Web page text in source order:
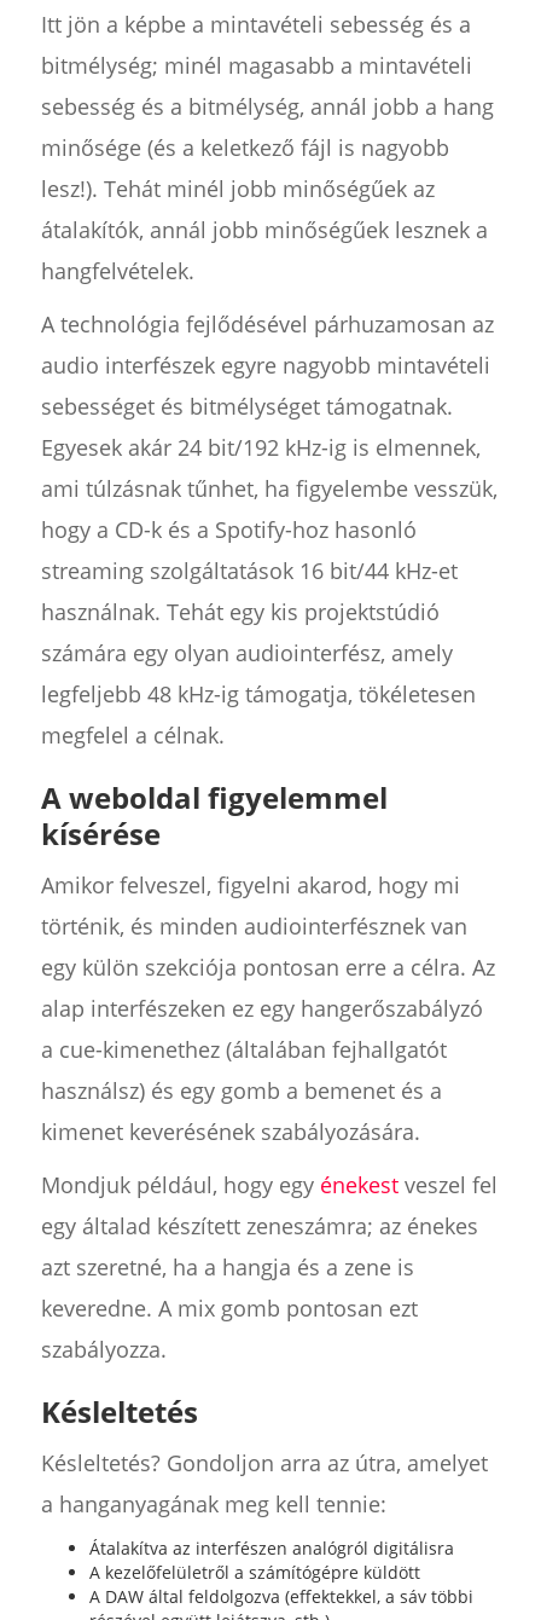
Itt jön a képbe a mintavételi sebesség és a
bitmélység; minél magasabb a mintavételi
sebesség és a bitmélység, annál jobb a hang
minősége (és a keletkező fájl is nagyobb
lesz!). Tehát minél jobb minőségűek az
átalakítók, annál jobb minőségűek lesznek a
hangfelvételek.
A technológia fejlődésével párhuzamosan az
audio interfészek egyre nagyobb mintavételi
sebességet és bitmélységet támogatnak.
Egyesek akár 24 bit/192 kHz-ig is elmennek,
ami túlzásnak tűnhet, ha figyelembe vesszük,
hogy a CD-k és a Spotify-hoz hasonló
streaming szolgáltatások 16 bit/44 kHz-et
használnak. Tehát egy kis projektstúdió
számára egy olyan audiointerfész, amely
legfeljebb 48 kHz-ig támogatja, tökéletesen
megfelel a célnak.
A weboldal figyelemmel
kísérése
Amikor felveszel, figyelni akarod, hogy mi
történik, és minden audiointerfésznek van
egy külön szekciója pontosan erre a célra. Az
alap interfészeken ez egy hangerőszabályzó
a cue-kimenethez (általában fejhallgatót
használsz) és egy gomb a bemenet és a
kimenet keverésének szabályozására.
Mondjuk például, hogy egy énekestveszel fel
egy általad készített zeneszámra; az énekes
azt szeretné, ha a hangja és a zene is
keveredne. A mix gomb pontosan ezt
szabályozza.
Késleltetés
Késleltetés? Gondoljon arra az útra, amelyet
a hanganyagának meg kell tennie:
Átalakítva az interfészen analógról digitálisra
A kezelőfelületről a számítógépre küldött
A DAW által feldolgozva (effektekkel, a sáv többi